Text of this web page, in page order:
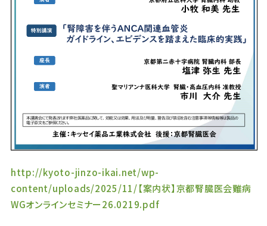
http://kyoto-jinzo-ikai.net/wp-
content/uploads/2025/11/【案内状】京都腎臓医会難病
WGオンラインセミナー26.0219.pdf